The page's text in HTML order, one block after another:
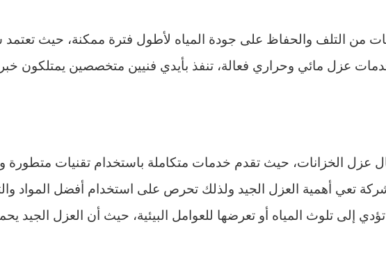
من التلف والحفاظ على جودة المياه لأطول فترة ممكنة، حيث تعتمد
خدمات عزل مائي وحراري فعالة، تنفذ بأيدي فنيين متخصصين يمتلكون
عزل الخزانات، حيث تقدم خدمات متكاملة باستخدام تقنيات
تعي أهمية العزل الجيد ولذلك تحرص على استخدام أفضل المواد
إلى تلوث المياه أو تعرضها للعوامل البيئية، حيث أن العزل الجيد